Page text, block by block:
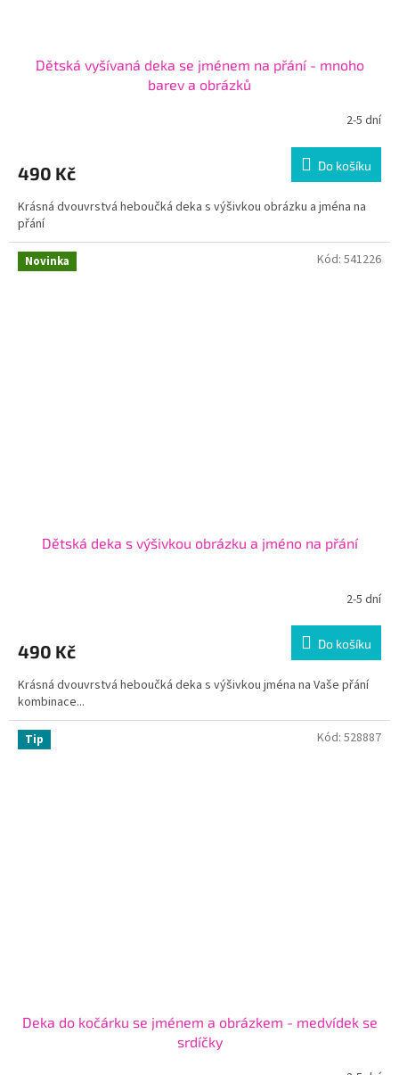
Dětská vyšívaná deka se jménem na přání - mnoho
barev a obrázků
2-5 dní
490 Kč Do košíku
Krásná dvouvrstvá heboučká deka s výšivkou obrázku a jména na
přání
Novinka
Dětská deka s výšivkou obrázku a jméno na přání
2-5 dní
490 Kč Do košíku
Krásná dvouvrstvá heboučká deka s výšivkou jména na Vaše přání
kombinace...
Kód: 541226
Tip
Deka do kočárku se jménem a obrázkem - medvídek se
srdíčky
Kód: 528887